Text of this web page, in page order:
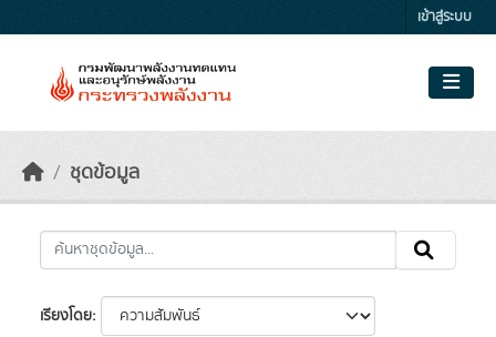
เข้าสู่ระบบ
ชุดข้อมูล
เรียงโดย